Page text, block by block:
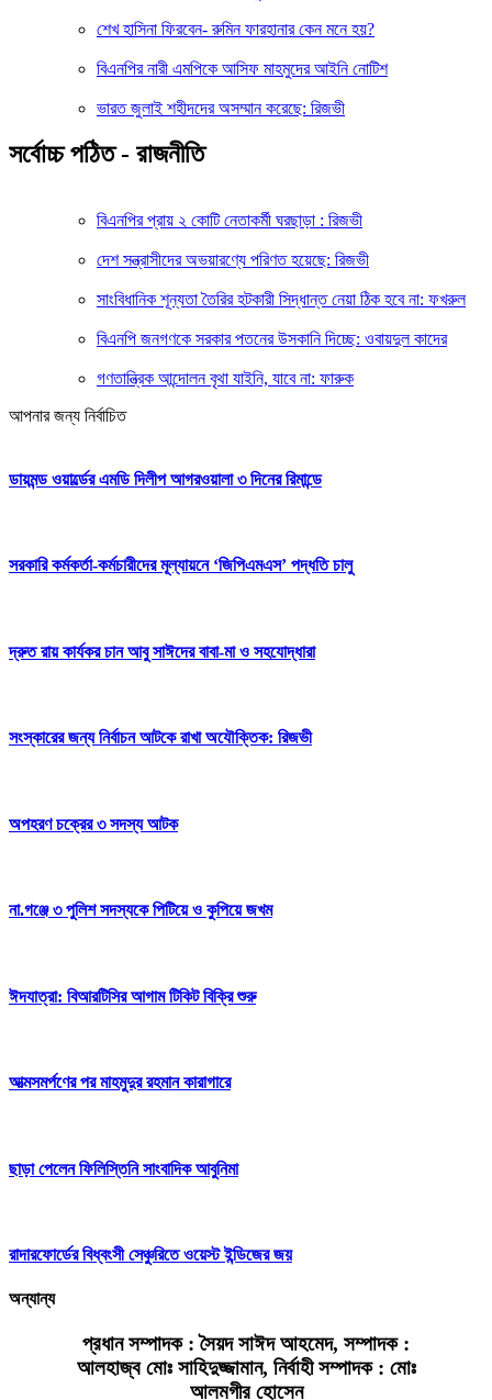
শেখ হাসিনা ফিরবেন- রুমিন ফারহানার কেন মনে হয়?
বিএনপির নারী এমপিকে আসিফ মাহমুদের আইনি নোটিশ
ভারত জুলাই শহীদদের অসম্মান করেছে: রিজভী
সর্বোচ্চ পঠিত - রাজনীতি
বিএনপির প্রায় ২ কোটি নেতাকর্মী ঘরছাড়া : রিজভী
দেশ সন্ত্রাসীদের অভয়ারণ্যে পরিণত হয়েছে: রিজভী
সাংবিধানিক শূন্যতা তৈরির হটকারী সিদ্ধান্ত নেয়া ঠিক হবে না: ফখরুল
বিএনপি জনগণকে সরকার পতনের উসকানি দিচ্ছে: ওবায়দুল কাদের
গণতান্ত্রিক আন্দোলন বৃথা যাইনি, যাবে না: ফারুক
আপনার জন্য নির্বাচিত
ডায়মন্ড ওয়ার্ল্ডের এমডি দিলীপ আগরওয়ালা ৩ দিনের রিমান্ডে
সরকারি কর্মকর্তা-কর্মচারীদের মূল্যায়নে ‘জিপিএমএস’ পদ্ধতি চালু
দ্রুত রায় কার্যকর চান আবু সাঈদের বাবা-মা ও সহযোদ্ধারা
সংস্কারের জন্য নির্বাচন আটকে রাখা অযৌক্তিক: রিজভী
অপহরণ চক্রের ৩ সদস্য আটক
না.গঞ্জে ৩ পুলিশ সদস্যকে পিটিয়ে ও কুপিয়ে জখম
ঈদযাত্রা: বিআরটিসির আগাম টিকিট বিক্রি শুরু
আত্মসমর্পণের পর মাহমুদুর রহমান কারাগারে
ছাড়া পেলেন ফিলিস্তিনি সাংবাদিক আবুনিমা
রাদারফোর্ডের বিধ্বংসী সেঞ্চুরিতে ওয়েস্ট ইন্ডিজের জয়
অন্যান্য
প্রধান সম্পাদক : সৈয়দ সাঈদ আহমেদ, সম্পাদক :
আলহাজ্ব মোঃ সাহিদুজ্জামান, নির্বাহী সম্পাদক : মোঃ
আলমগীর হোসেন